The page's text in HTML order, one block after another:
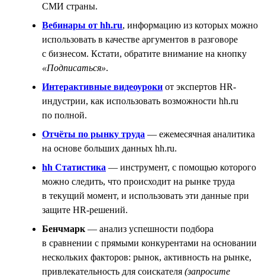
СМИ страны.
Вебинары от hh.ru, информацию из которых можно
использовать в качестве аргументов в разговоре
с бизнесом. Кстати, обратите внимание на кнопку
«Подписаться».
Интерактивные видеоуроки от экспертов HR-
индустрии, как использовать возможности hh.ru
по полной.
Отчёты по рынку труда — ежемесячная аналитика
на основе больших данных hh.ru.
hh Статистика — инструмент, с помощью которого
можно следить, что происходит на рынке труда
в текущий момент, и использовать эти данные при
защите HR-решений.
Бенчмарк — анализ успешности подбора
в сравнении с прямыми конкурентами на основании
нескольких факторов: рынок, активность на рынке,
привлекательность для соискателя (запросите